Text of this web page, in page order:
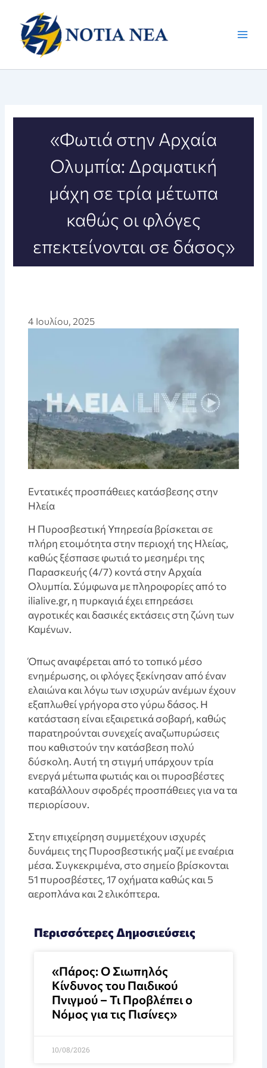
περιεχόμενο
«Φωτιά στην Αρχαία
Ολυμπία: Δραματική
μάχη σε τρία μέτωπα
καθώς οι φλόγες
επεκτείνονται σε δάσος»
4 Ιουλίου, 2025
Εντατικές προσπάθειες κατάσβεσης στην
Ηλεία
Η Πυροσβεστική Υπηρεσία βρίσκεται σε
πλήρη ετοιμότητα στην περιοχή της Ηλείας,
καθώς ξέσπασε φωτιά το μεσημέρι της
Παρασκευής (4/7) κοντά στην Αρχαία
Ολυμπία. Σύμφωνα με πληροφορίες από το
ilialive.gr, η πυρκαγιά έχει επηρεάσει
αγροτικές και δασικές εκτάσεις στη ζώνη των
Καμένων.
Όπως αναφέρεται από το τοπικό μέσο
ενημέρωσης, οι φλόγες ξεκίνησαν από έναν
ελαιώνα και λόγω των ισχυρών ανέμων έχουν
εξαπλωθεί γρήγορα στο γύρω δάσος. Η
κατάσταση είναι εξαιρετικά σοβαρή, καθώς
παρατηρούνται συνεχείς αναζωπυρώσεις
που καθιστούν την κατάσβεση πολύ
δύσκολη. Αυτή τη στιγμή υπάρχουν τρία
ενεργά μέτωπα φωτιάς και οι πυροσβέστες
καταβάλλουν σφοδρές προσπάθειες για να τα
περιορίσουν.
Στην επιχείρηση συμμετέχουν ισχυρές
δυνάμεις της Πυροσβεστικής μαζί με εναέρια
μέσα. Συγκεκριμένα, στο σημείο βρίσκονται
51 πυροσβέστες, 17 οχήματα καθώς και 5
αεροπλάνα και 2 ελικόπτερα.
Περισσότερες Δημοσιεύσεις
«Πάρος: Ο Σιωπηλός
Κίνδυνος του Παιδικού
Πνιγμού – Τι Προβλέπει ο
Νόμος για τις Πισίνες»
10/08/2026